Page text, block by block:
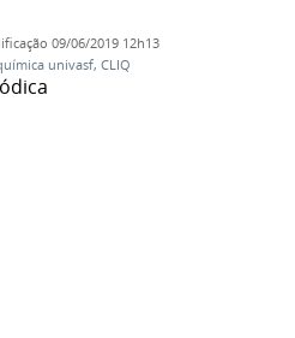
09/06/2019 12h13
univasf, CLIQ